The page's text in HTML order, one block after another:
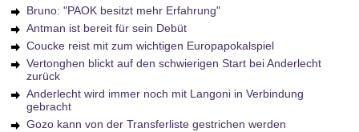
Bruno: "PAOK besitzt mehr Erfahrung"
Antman ist bereit für sein Debüt
Coucke reist mit zum wichtigen Europapokalspiel
Vertonghen blickt auf den schwierigen Start bei Anderlecht
zurück
Anderlecht wird immer noch mit Langoni in Verbindung
gebracht
Gozo kann von der Transferliste gestrichen werden